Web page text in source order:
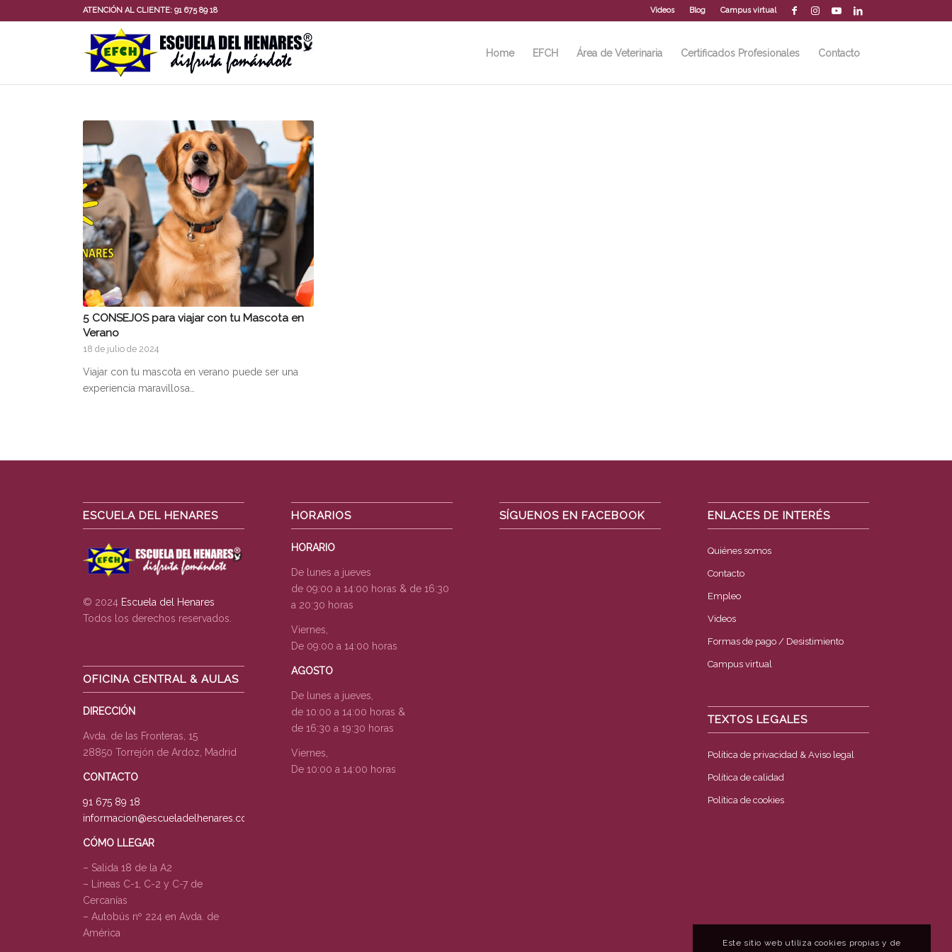
Videos Blog Campus virtual
ATENCIÓN AL CLIENTE:91 675 89 18
Home EFCH Área de Veterinaria Certificados Profesionales Contacto
5 CONSEJOS para viajar con tu Mascota en
Verano
18 de julio de 2024
Viajar con tu mascota en verano puede ser una
experiencia maravillosa…
ESCUELA DEL HENARES
© 2024 Escuela del Henares
Todos los derechos reservados.
OFICINA CENTRAL & AULAS
DIRECCIÓN
Avda. de las Fronteras, 15
28850 Torrejón de Ardoz, Madrid
CONTACTO
91 675 89 18
informacion@escueladelhenares.com
CÓMO LLEGAR
– Salida 18 de la A2
– Líneas C-1, C-2 y C-7 de
Cercanías
– Autobús nº 224 en Avda. de
América
HORARIOS
HORARIO
De lunes a jueves
de 09:00 a 14:00 horas & de 16:30
a 20:30 horas
Viernes,
De 09:00 a 14:00 horas
AGOSTO
De lunes a jueves,
de 10:00 a 14:00 horas &
de 16:30 a 19:30 horas
Viernes,
De 10:00 a 14:00 horas
SÍGUENOS EN FACEBOOK ENLACES DE INTERÉS
Quiénes somos
Contacto
Empleo
Videos
Formas de pago / Desistimiento
Campus virtual
TEXTOS LEGALES
Política de privacidad & Aviso legal
Política de calidad
Política de cookies
Este sitio web utiliza cookies propias y de